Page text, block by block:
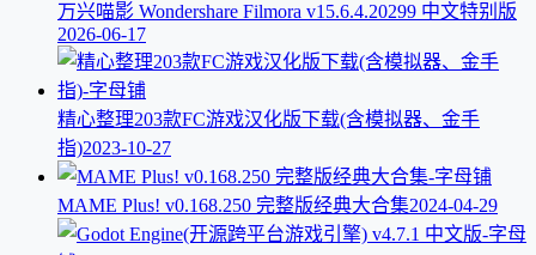
万兴喵影 Wondershare Filmora v15.6.4.20299 中文特别版
2026-06-17
精心整理203款FC游戏汉化版下载(含模拟器、金手
指)2023-10-27
MAME Plus! v0.168.250 完整版经典大合集2024-04-29